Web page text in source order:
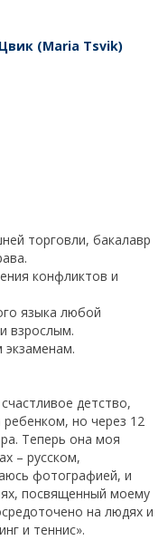
(Maria Tsvik)
торговли, бакалавр
конфликтов и
языка любой
взрослым.
детство,
но через 12
Теперь она моя
– русском,
фотографией, и
посвященный моему
на людях и
и теннис».